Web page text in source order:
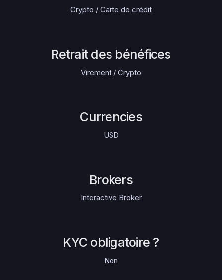
Crypto / Carte de crédit
Retrait des bénéfices
Virement / Crypto
Currencies
USD
Brokers
Interactive Broker
KYC obligatoire ?
Non